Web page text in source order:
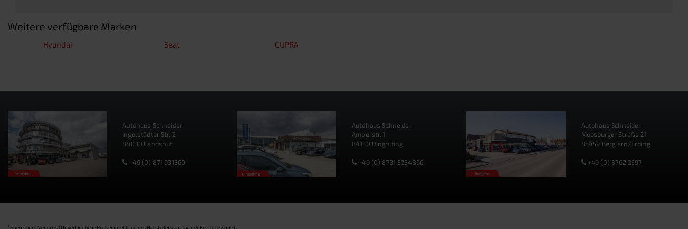
Weitere verfügbare Marken
Hyundai Seat CUPRA
Autohaus Schneider
Ingolstädter Str. 2
84030 Landshut
+49 (0) 871 931560
Autohaus Schneider
Amperstr. 1
84130 Dingolfing
+49 (0) 8731 3254866
Autohaus Schneider
Moosburger Straße 21
85459 Berglern/Erding
+49 (0) 8762 3397
1 Ehemaliger Neupreis (Unverbindliche Preisempfehlung des Herstellers am Tag der Erstzulassung).